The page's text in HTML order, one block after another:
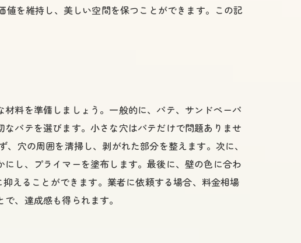
を維持し、美しい空間を保つことができます。この記
料を準備しましょう。一般的に、パテ、サンドペーパ
パテを選びます。小さな穴はパテだけで問題ありませ
穴の周囲を清掃し、剥がれた部分を整えます。次に、
し、プライマーを塗布します。最後に、壁の色に合わ
えることができます。業者に依頼する場合、料金相場
、達成感も得られます。